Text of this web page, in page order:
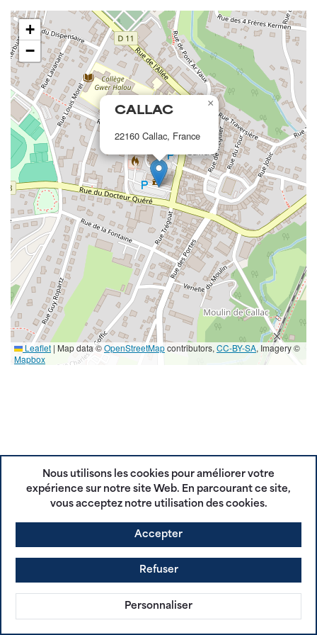
CALLAC
22160 Callac, France
×
+
−
Leaflet | Map data ©OpenStreetMapcontributors, CC-BY-SA, Imagery ©
Mapbox
Nous utilisons les cookies pour améliorer votre
expérience sur notre site Web. En parcourant ce site,
vous acceptez notre utilisation des cookies.
Accepter
Refuser
Personnaliser